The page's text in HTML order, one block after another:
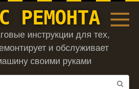
РЕМОНТА
инструкции для тех,
и обслуживает
своими руками